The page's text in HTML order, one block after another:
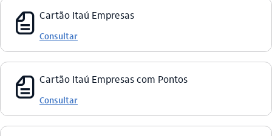
fatura_outline Cartão Itaú Empresas
Consultar
fatura_outline Cartão Itaú Empresas com Pontos
Consultar